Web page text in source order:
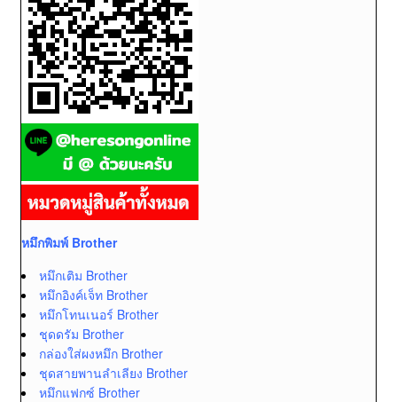
หมึกพิมพ์ Brother
หมึกเติม Brother
หมึกอิงค์เจ็ท Brother
หมึกโทนเนอร์ Brother
ชุดดรัม Brother
กล่องใส่ผงหมึก Brother
ชุดสายพานลำเลียง Brother
หมึกแฟกซ์ Brother